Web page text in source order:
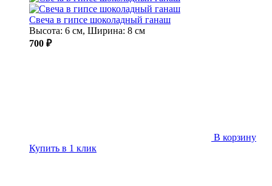
Свеча в гипсе шоколадный ганаш
Высота: 6 см, Ширина: 8 см
700 ₽
В корзину
Купить в 1 клик